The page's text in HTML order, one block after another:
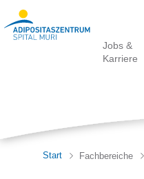
Navigieren in
Schnellnavigation
Jobs &
Karriere
Start Fachbereiche